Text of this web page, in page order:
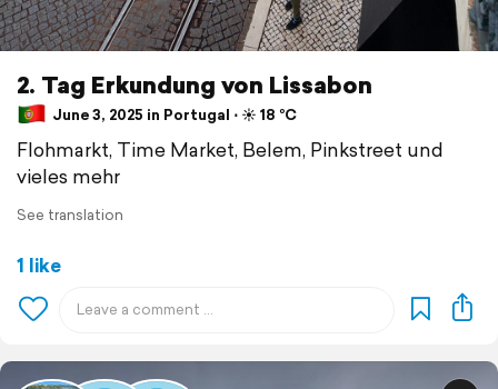
2. Tag Erkundung von Lissabon
June 3, 2025 in Portugal ⋅ ☀️ 18 °C
Flohmarkt, Time Market, Belem, Pinkstreet und
vieles mehr
See translation
1 like